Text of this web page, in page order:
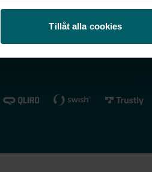
Tillåt alla cookies